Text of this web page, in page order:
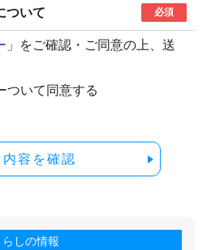
ついて 必須
」をご確認・ご同意の上、送
ついて同意する
内容を確認
らしの情報